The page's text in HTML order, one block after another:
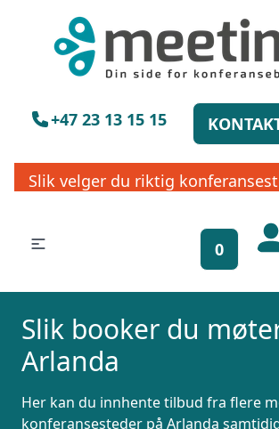
+47 23 13 15 15
Slik velger du riktig
0
Slik booker du
Arlanda
Her kan du innhente tilbud fra flere
konferansesteder på Arlanda
Få gratis
oss din
stedet til ditt neste møte,
eller event. Vi er klare til å